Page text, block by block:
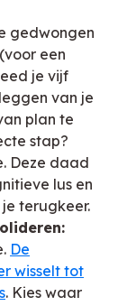
gedwongen
een
je vijf
van je
plan te
stap?
Deze daad
lus en
terugkeer.
De
wisselt tot
. Kies waar